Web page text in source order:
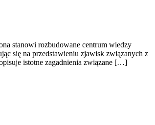
stanowi rozbudowane centrum wiedzy
się na przedstawieniu zjawisk związanych z
istotne zagadnienia związane […]